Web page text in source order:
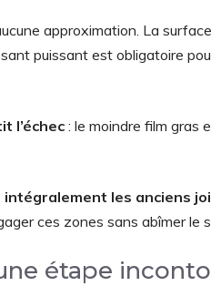
approximation. La
puissant est obligatoire
l’échec: le moindre film gras
les anciens
ces zones sans abîmer le
étape